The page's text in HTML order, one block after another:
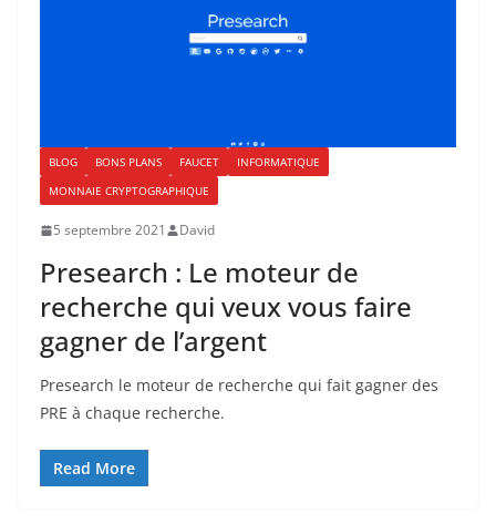
BLOG BONS PLANS FAUCET
INFORMATIQUE
MONNAIE CRYPTOGRAPHIQUE
5 septembre 2021 David
Presearch : Le moteur de
recherche qui veux vous faire
gagner de l’argent
Presearch le moteur de recherche qui fait gagner des
PRE à chaque recherche.
Read More